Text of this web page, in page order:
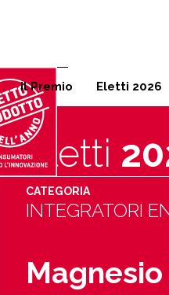
Corso Garibaldi 125, 20121 Milano
Il Premio Eletti 2026
Eletti
CATEGORIA
INTEGRATORI